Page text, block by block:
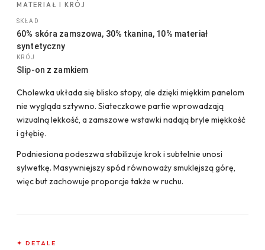
MATERIAŁ I KRÓJ
SKŁAD
60% skóra zamszowa, 30% tkanina, 10% materiał
syntetyczny
KRÓJ
Slip-on z zamkiem
Cholewka układa się blisko stopy, ale dzięki miękkim panelom
nie wygląda sztywno. Siateczkowe partie wprowadzają
wizualną lekkość, a zamszowe wstawki nadają bryle miękkość
i głębię.
Podniesiona podeszwa stabilizuje krok i subtelnie unosi
sylwetkę. Masywniejszy spód równoważy smuklejszą górę,
więc but zachowuje proporcje także w ruchu.
✦ DETALE